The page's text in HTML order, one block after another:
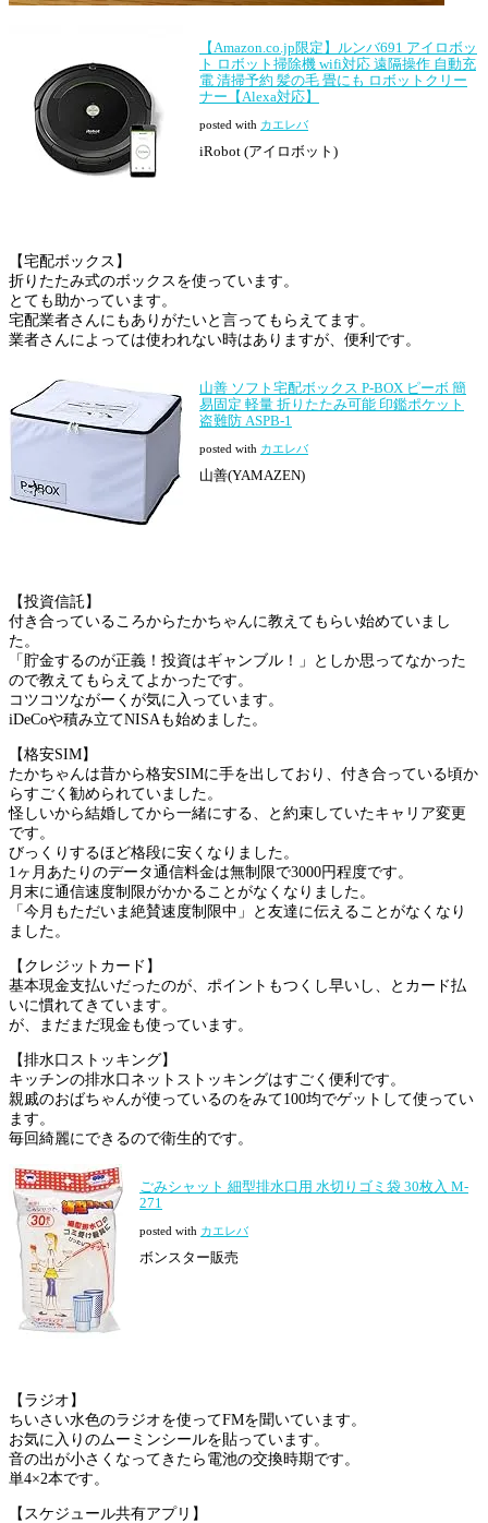
【Amazon.co.jp限定】ルンバ691 アイロボッ
ト ロボット掃除機 wifi対応 遠隔操作 自動充
電 清掃予約 髪の毛 畳にも ロボットクリー
ナー【Alexa対応】
posted with カエレバ
iRobot (アイロボット)
【宅配ボックス】
折りたたみ式のボックスを使っています。
とても助かっています。
宅配業者さんにもありがたいと言ってもらえてます。
業者さんによっては使われない時はありますが、便利です。
山善 ソフト宅配ボックス P-BOX ピーボ 簡
易固定 軽量 折りたたみ可能 印鑑ポケット
盗難防 ASPB-1
posted with カエレバ
山善(YAMAZEN)
【投資信託】
付き合っているころからたかちゃんに教えてもらい始めていまし
た。
「貯金するのが正義！投資はギャンブル！」としか思ってなかった
ので教えてもらえてよかったです。
コツコツながーくが気に入っています。
iDeCoや積み立てNISAも始めました。
【格安SIM】
たかちゃんは昔から格安SIMに手を出しており、付き合っている頃か
らすごく勧められていました。
怪しいから結婚してから一緒にする、と約束していたキャリア変更
です。
びっくりするほど格段に安くなりました。
1ヶ月あたりのデータ通信料金は無制限で3000円程度です。
月末に通信速度制限がかかることがなくなりました。
「今月もただいま絶賛速度制限中」と友達に伝えることがなくなり
ました。
【クレジットカード】
基本現金支払いだったのが、ポイントもつくし早いし、とカード払
いに慣れてきています。
が、まだまだ現金も使っています。
【排水口ストッキング】
キッチンの排水口ネットストッキングはすごく便利です。
親戚のおばちゃんが使っているのをみて100均でゲットして使ってい
ます。
毎回綺麗にできるので衛生的です。
ごみシャット 細型排水口用 水切りゴミ袋 30枚入 M-
271
posted with カエレバ
ボンスター販売
【ラジオ】
ちいさい水色のラジオを使ってFMを聞いています。
お気に入りのムーミンシールを貼っています。
音の出が小さくなってきたら電池の交換時期です。
単4×2本です。
【スケジュール共有アプリ】